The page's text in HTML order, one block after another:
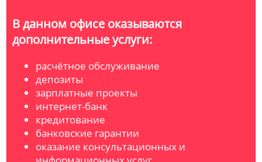
В данном офисе оказываются
дополнительные услуги:
расчётное обслуживание
депозиты
зарплатные проекты
интернет-банк
кредитование
банковские гарантии
оказание консультационных и